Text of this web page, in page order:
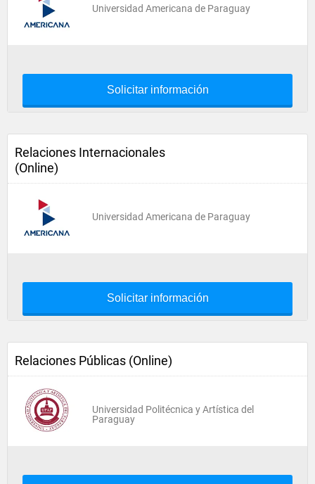
Universidad Americana de Paraguay
Solicitar información
Relaciones Internacionales
(Online)
Universidad Americana de Paraguay
Solicitar información
Relaciones Públicas (Online)
Universidad Politécnica y Artística del
Paraguay